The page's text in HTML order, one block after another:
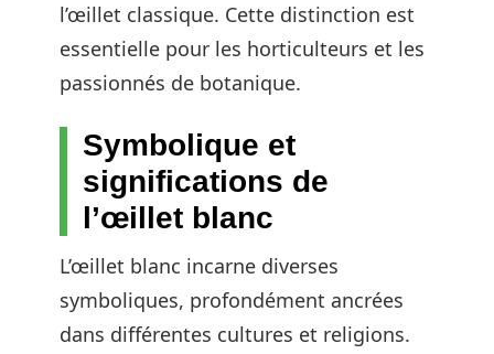
l’œillet classique. Cette distinction est
essentielle pour les horticulteurs et les
passionnés de botanique.
Symbolique et
significations de
l’œillet blanc
L’œillet blanc incarne diverses
symboliques, profondément ancrées
dans différentes cultures et religions.